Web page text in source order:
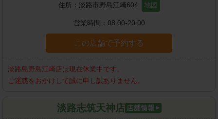
住所： 淡路市野島江崎604 地図
営業時間： 08:00-20:00
この店舗で予約する
淡路島野島江崎店は現在休業中です。
ご迷惑をおかけして誠に申し訳ありません。
淡路志筑天神店